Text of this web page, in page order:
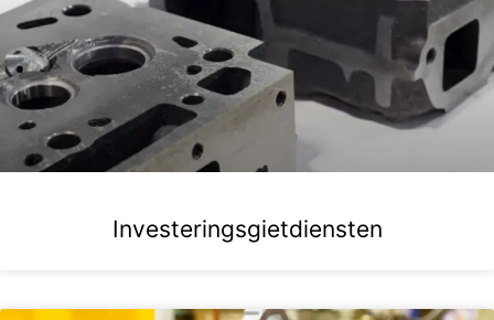
Investeringsgietdiensten